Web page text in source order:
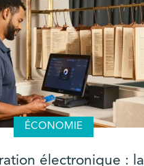
ÉCONOMIE
électronique : la